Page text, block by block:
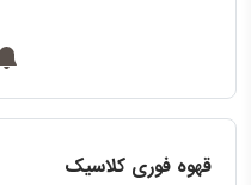
قهوه فوری کلاسیک